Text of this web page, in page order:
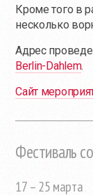
Кроме того в
несколько
Адрес
Berlin-Dahlem.
Сайт
Фестиваль
17 – 25 марта